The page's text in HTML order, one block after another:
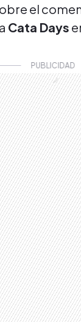
el
a Cata Days